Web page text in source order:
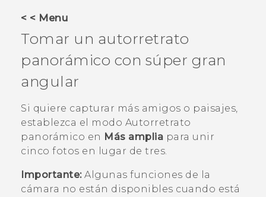
VIVERSE
AYUDA
HTC Devices & Accessories
Video Tutorials
< < Menu
Tomar un autorretrato
panorámico con súper gran
angular
Si quiere capturar más amigos o paisajes,
establezca el modo Autorretrato
panorámico en Más amplia para unir
cinco fotos en lugar de tres.
Importante:Algunas funciones de la
cámara no están disponibles cuando está